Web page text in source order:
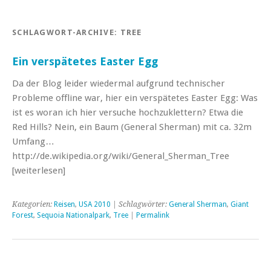
SCHLAGWORT-ARCHIVE: TREE
Ein verspätetes Easter Egg
Da der Blog leider wiedermal aufgrund technischer
Probleme offline war, hier ein verspätetes Easter Egg: Was
ist es woran ich hier versuche hochzuklettern? Etwa die
Red Hills? Nein, ein Baum (General Sherman) mit ca. 32m
Umfang…
http://de.wikipedia.org/wiki/General_Sherman_Tree
[weiterlesen]
Kategorien: Reisen, USA 2010 | Schlagwörter: General Sherman, Giant
Forest, Sequoia Nationalpark, Tree Permalink